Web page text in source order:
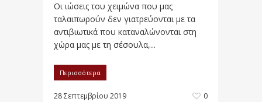
Οι ιώσεις του χειμώνα που μας
ταλαιπωρούν δεν γιατρεύονται με τα
αντιβιωτικά που καταναλώνονται στη
χώρα μας με τη σέσουλα,...
Περισσότερα
28 Σεπτεμβρίου 2019 0